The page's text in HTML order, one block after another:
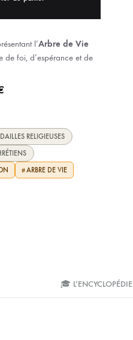
DE LOURDES
l’Arbre de Vie
de foi, d’espérance et de
RELIGIEUSES
#ARBRE DE VIE
🎓 L’ENCYCLOPÉDIE